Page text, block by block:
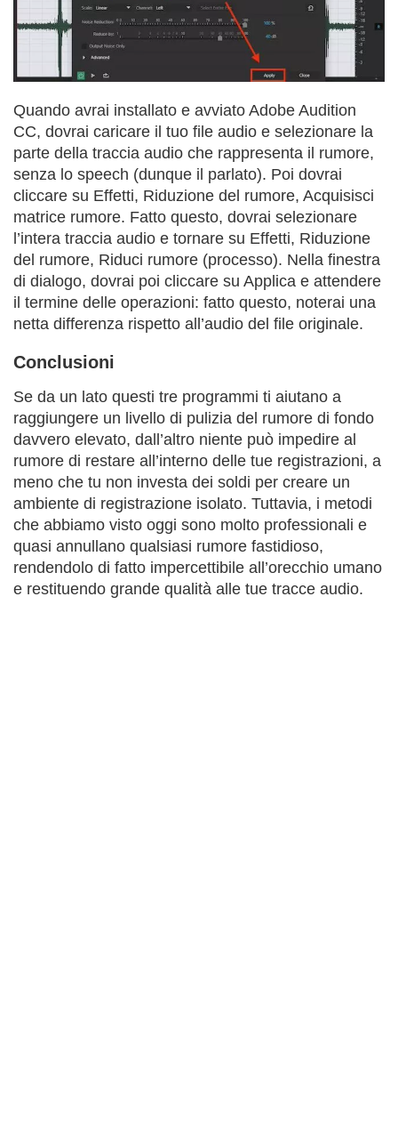
Quando avrai installato e avviato Adobe Audition
CC, dovrai caricare il tuo file audio e selezionare la
parte della traccia audio che rappresenta il rumore,
senza lo speech (dunque il parlato). Poi dovrai
cliccare su Effetti, Riduzione del rumore, Acquisisci
matrice rumore. Fatto questo, dovrai selezionare
l’intera traccia audio e tornare su Effetti, Riduzione
del rumore, Riduci rumore (processo). Nella finestra
di dialogo, dovrai poi cliccare su Applica e attendere
il termine delle operazioni: fatto questo, noterai una
netta differenza rispetto all’audio del file originale.
Conclusioni
Se da un lato questi tre programmi ti aiutano a
raggiungere un livello di pulizia del rumore di fondo
davvero elevato, dall’altro niente può impedire al
rumore di restare all’interno delle tue registrazioni, a
meno che tu non investa dei soldi per creare un
ambiente di registrazione isolato. Tuttavia, i metodi
che abbiamo visto oggi sono molto professionali e
quasi annullano qualsiasi rumore fastidioso,
rendendolo di fatto impercettibile all’orecchio umano
e restituendo grande qualità alle tue tracce audio.